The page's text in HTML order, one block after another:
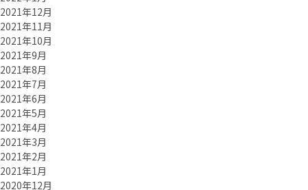
2021年12月
2021年11月
2021年10月
2021年9月
2021年8月
2021年7月
2021年6月
2021年5月
2021年4月
2021年3月
2021年2月
2021年1月
2020年12月